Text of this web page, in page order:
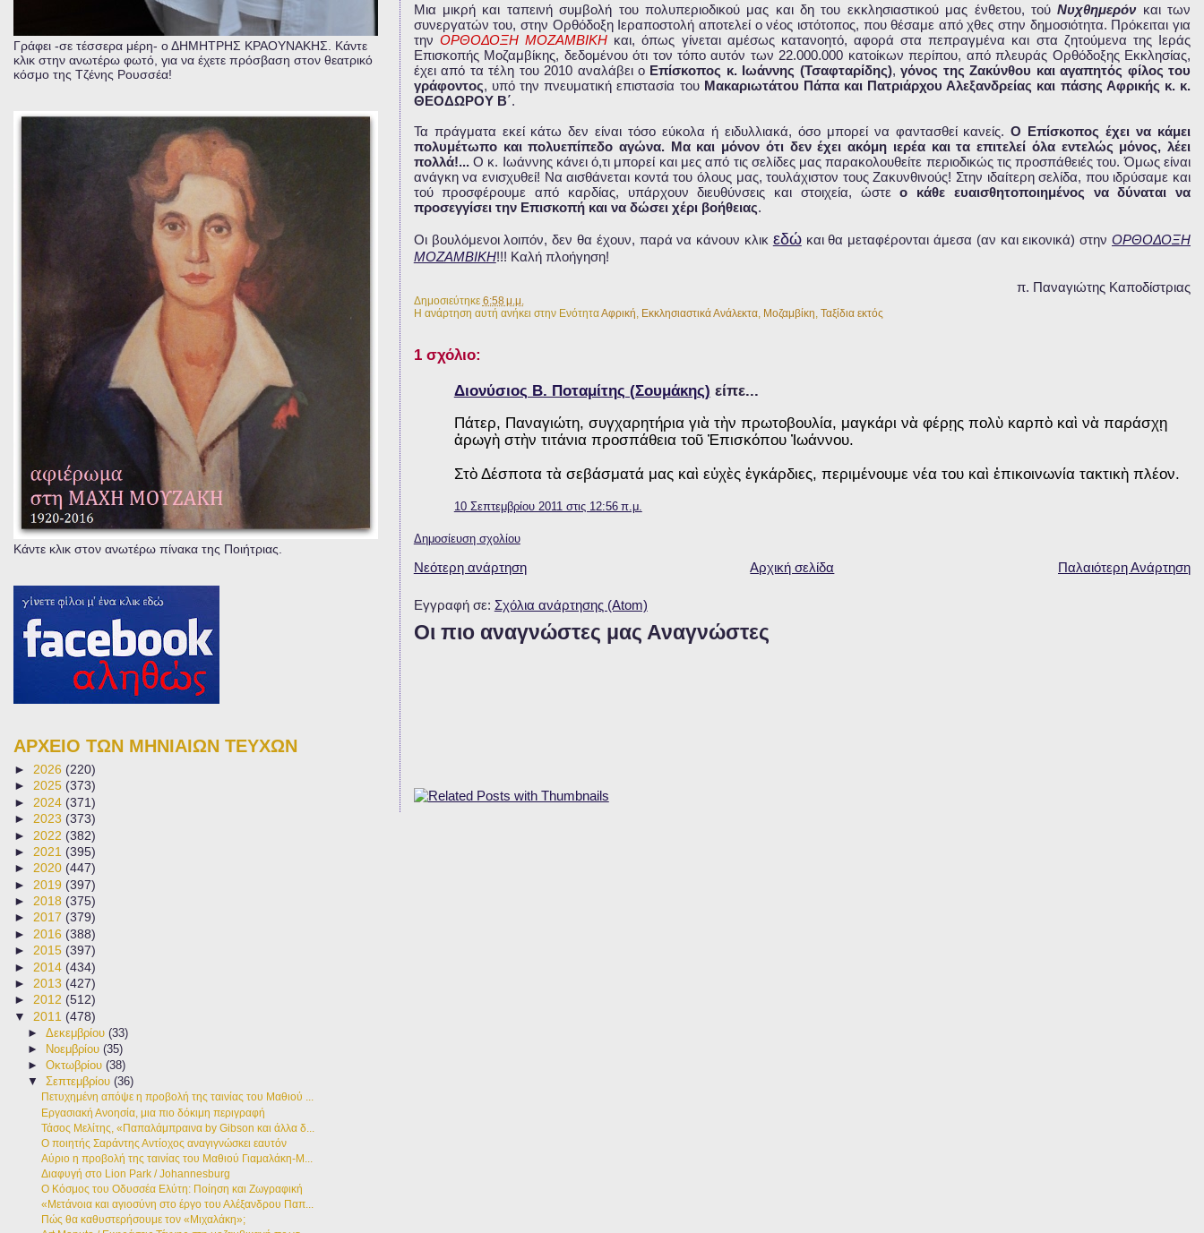
Μια μικρή και ταπεινή συμβολή του πολυπεριοδικού μας και δη του εκκλησιαστικού μας ένθετου, τούΝυχθημερόνκαι των
συνεργατών του, στην Ορθόδοξη Ιεραποστολή αποτελεί ο νέος ιστότοπος, που θέσαμε από χθες στην δημοσιότητα. Πρόκειται για
την ΟΡΘΟΔΟΞΗ ΜΟΖΑΜΒΙΚΗ και, όπως γίνεται αμέσως κατανοητό, αφορά στα πεπραγμένα και στα ζητούμενα της Ιεράς
Επισκοπής Μοζαμβίκης, δεδομένου ότι τον τόπο αυτόν των 22.000.000 κατοίκων περίπου, από πλευράς Ορθόδοξης Εκκλησίας,
έχει από τα τέλη του 2010 αναλάβει ο Επίσκοπος κ. Ιωάννης (Τσαφταρίδης),γόνος της Ζακύνθου και αγαπητός φίλος του
γράφοντος, υπό την πνευματική επιστασία του Μακαριωτάτου Πάπα και Πατριάρχου Αλεξανδρείας και πάσης Αφρικής κ. κ.
ΘΕΟΔΩΡΟΥ Β΄.
Τα πράγματα εκεί κάτω δεν είναι τόσο εύκολα ή ειδυλλιακά, όσο μπορεί να φαντασθεί κανείς.Ο Επίσκοπος έχει να κάμει
πολυμέτωπο και πολυεπίπεδο αγώνα. Μα και μόνον ότι δεν έχει ακόμη ιερέα και τα επιτελεί όλα εντελώς μόνος, λέει
πολλά!...Ο κ. Ιωάννης κάνει ό,τι μπορεί και μες από τις σελίδες μας παρακολουθείτε περιοδικώς τις προσπάθειές του. Όμως είναι
ανάγκη να ενισχυθεί! Να αισθάνεται κοντά του όλους μας, τουλάχιστον τους Ζακυνθινούς! Στην ιδαίτερη σελίδα, που ιδρύσαμε και
τού προσφέρουμε από καρδίας, υπάρχουν διευθύνσεις και στοιχεία, ώστεο κάθε ευαισθητοποιημένος να δύναται να
προσεγγίσει την Επισκοπή και να δώσει χέρι βοήθειας.
Οι βουλόμενοι λοιπόν, δεν θα έχουν, παρά να κάνουν κλικ εδώκαι θα μεταφέρονται άμεσα (αν και εικονικά) στηνΟΡΘΟΔΟΞΗ
ΜΟΖΑΜΒΙΚΗ!!! Καλή πλοήγηση!
π. Παναγιώτης Καποδίστριας
Δημοσιεύτηκε 6:58 μ.μ.
Η ανάρτηση αυτή ανήκει στην ΕνότηταΑφρική Εκκλησιαστικά Ανάλεκτα, Μοζαμβίκη Ταξίδια εκτός
1 σχόλιο:
Διονύσιος Β. Ποταμίτης (Σουμάκης) είπε...
Πάτερ, Παναγιώτη, συγχαρητήρια γιὰ τὴν πρωτοβουλία, μαγκάρι νὰ φέρῃς πολὺ καρπὸ καὶ νὰ παράσχῃ
ἀρωγὴ στὴν τιτάνια προσπάθεια τοῦ Ἐπισκόπου Ἰωάννου.
Στὸ Δέσποτα τὰ σεβάσματά μας καὶ εὐχὲς ἐγκάρδιες, περιμένουμε νέα του καὶ ἐπικοινωνία τακτικὴ πλέον.
10 Σεπτεμβρίου 2011 στις 12:56 π.μ.
Δημοσίευση σχολίου
Νεότερη ανάρτηση Παλαιότερη Ανάρτηση
Αρχική σελίδα
Εγγραφή σε: Σχόλια ανάρτησης (Atom)
Οι πιο αναγνώστες μας Αναγνώστες
Γράφει -σε τέσσερα μέρη- ο ΔΗΜΗΤΡΗΣ ΚΡΑΟΥΝΑΚΗΣ. Κάντε
κλικ στην ανωτέρω φωτό, για να έχετε πρόσβαση στον θεατρικό
κόσμο της Τζένης Ρουσσέα!
Κάντε κλικ στον ανωτέρω πίνακα της Ποιήτριας.
ΑΡΧΕΙΟ ΤΩΝ ΜΗΝΙΑΙΩΝ ΤΕΥΧΩΝ
► 2026 (220)
► 2025 (373)
► 2024 (371)
► 2023 (373)
► 2022 (382)
► 2021 (395)
► 2020 (447)
► 2019 (397)
► 2018 (375)
► 2017 (379)
► 2016 (388)
► 2015 (397)
► 2014 (434)
► 2013 (427)
► 2012 (512)
▼ 2011 (478)
►Δεκεμβρίου(33)
►
Νοεμβρίου(35)
►Οκτωβρίου(38)
▼Σεπτεμβρίου(36)
Πετυχημένη απόψε η προβολή της ταινίας του Μαθιού ...
Εργασιακή Ανοησία, μια πιο δόκιμη περιγραφή
Τάσος Μελίτης, «Παπαλάμπραινα by Gibson και άλλα δ...
Ο ποιητής Σαράντης Αντίοχος αναγιγνώσκει εαυτόν
Αύριο η προβολή της ταινίας του Μαθιού Γιαμαλάκη-Μ...
Διαφυγή στο Lion Park / Johannesburg
Ο Κόσμος του Οδυσσέα Ελύτη: Ποίηση και Ζωγραφική
«Mετάνοια και αγιοσύνη στο έργο του Αλέξανδρου Παπ...
Πώς θα καθυστερήσουμε τον «Μιχαλάκη»;